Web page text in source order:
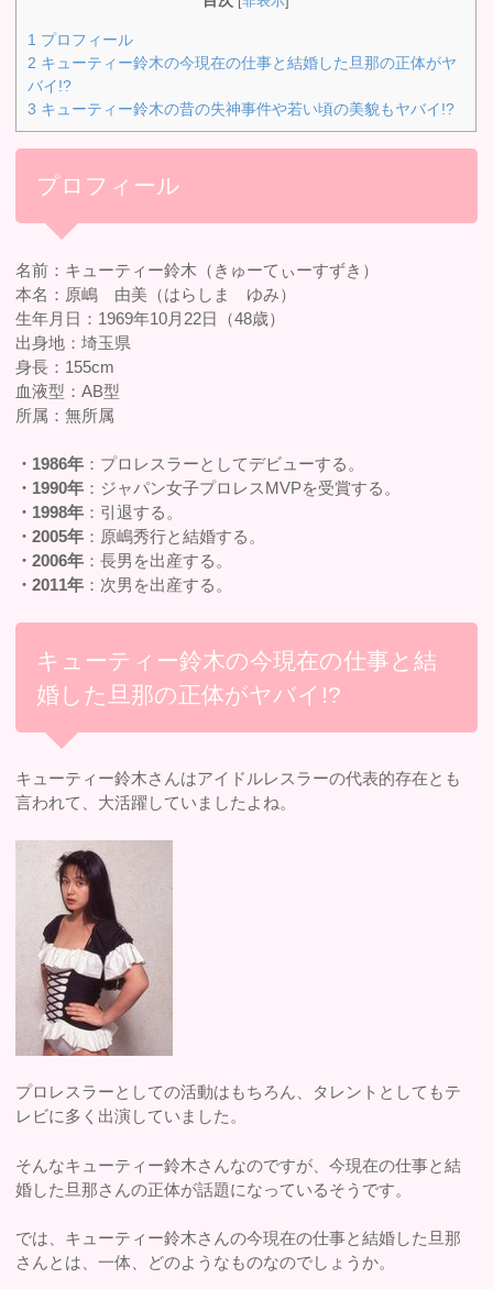
1 プロフィール
2 キューティー鈴木の今現在の仕事と結婚した旦那の正体がヤ
バイ!?
3 キューティー鈴木の昔の失神事件や若い頃の美貌もヤバイ!?
プロフィール
名前：キューティー鈴木（きゅーてぃーすずき）
本名：原嶋 由美（はらしま ゆみ）
生年月日：1969年10月22日（48歳）
出身地：埼玉県
身長：155cm
血液型：AB型
所属：無所属
・1986年 ：プロレスラーとしてデビューする。
・1990年 ：ジャパン女子プロレスMVPを受賞する。
・1998年 ：引退する。
・2005年 ：原嶋秀行と結婚する。
・2006年 ：長男を出産する。
・2011年 ：次男を出産する。
キューティー鈴木の今現在の仕事と結
婚した旦那の正体がヤバイ!?
キューティー鈴木さんはアイドルレスラーの代表的存在とも
言われて、大活躍していましたよね。
プロレスラーとしての活動はもちろん、タレントとしてもテ
レビに多く出演していました。
そんなキューティー鈴木さんなのですが、今現在の仕事と結
婚した旦那さんの正体が話題になっているそうです。
では、キューティー鈴木さんの今現在の仕事と結婚した旦那
さんとは、一体、どのようなものなのでしょうか。